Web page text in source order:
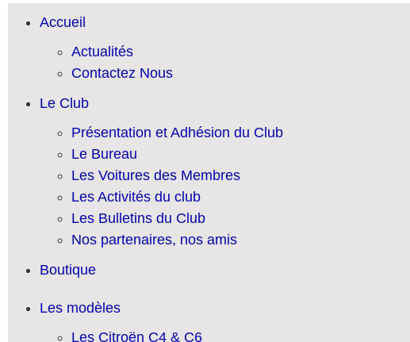
Accueil
Actualités
Contactez Nous
Le Club
Présentation et Adhésion du Club
Le Bureau
Les Voitures des Membres
Les Activités du club
Les Bulletins du Club
Nos partenaires, nos amis
Boutique
Les modèles
Les Citroën C4 & C6